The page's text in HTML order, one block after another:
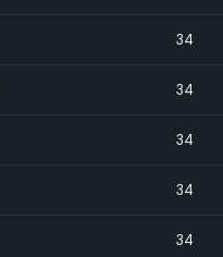
34
34
34
34
34